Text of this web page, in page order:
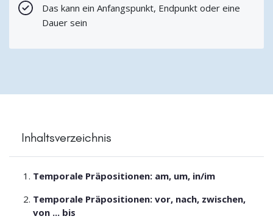
Das kann ein Anfangspunkt, Endpunkt oder eine
Dauer sein
Inhaltsverzeichnis
Temporale Präpositionen: am, um, in/im
Temporale Präpositionen: vor, nach, zwischen,
von ... bis